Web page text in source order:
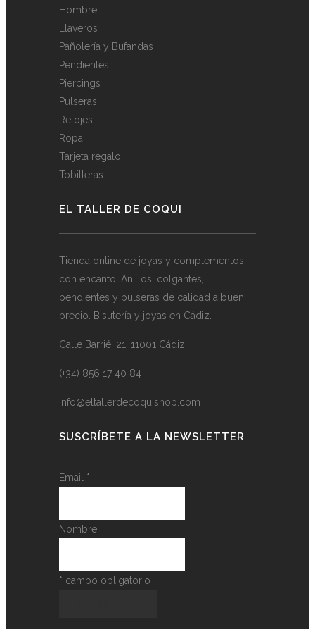
Hombre
Llaveros
Pañolería y Bufandas
Pendientes
Piercings
Pulseras
Relojes
Ropa
Tarjeta regalo
Tobilleras
EL TALLER DE COQUI
Tienda online de joyas y complementos
con encanto. Anillos, colgantes,
pendientes y pulseras de calidad a buen
precio. Bisutería y joyas en Cádiz.
Calle Barrié, 21, 11001 Cádiz
(+34) 856 17 40 84
info@eltallerdecoquishop.com
SUSCRÍBETE A LA NEWSLETTER
Email *
Nombre
* campo obligatorio